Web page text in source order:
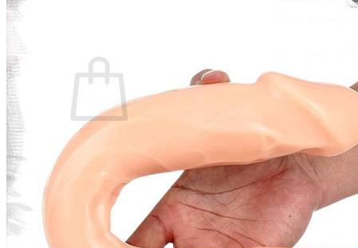
Chưa có sản phẩm trong giỏ hàng.
Quay trở lại cửa hàng
0